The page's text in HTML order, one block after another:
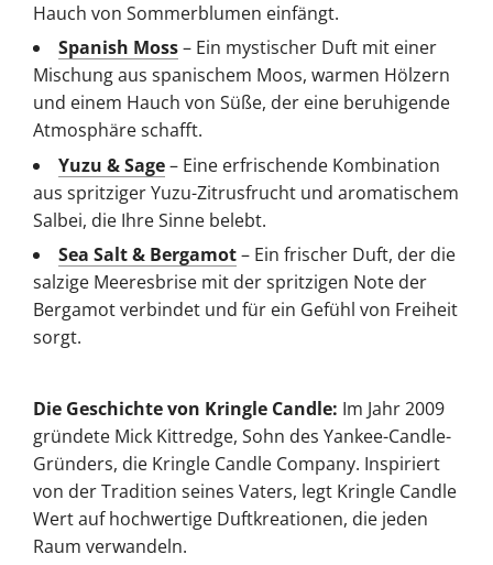
Hauch von Sommerblumen einfängt.
Spanish Moss– Ein mystischer Duft mit einer
Mischung aus spanischem Moos, warmen Hölzern
und einem Hauch von Süße, der eine beruhigende
Atmosphäre schafft.
Yuzu & Sage– Eine erfrischende Kombination
aus spritziger Yuzu-Zitrusfrucht und aromatischem
Salbei, die Ihre Sinne belebt.
Sea Salt & Bergamot– Ein frischer Duft, der die
salzige Meeresbrise mit der spritzigen Note der
Bergamot verbindet und für ein Gefühl von Freiheit
sorgt.
Die Geschichte von Kringle Candle: Im Jahr 2009
gründete Mick Kittredge, Sohn des Yankee-Candle-
Gründers, die Kringle Candle Company. Inspiriert
von der Tradition seines Vaters, legt Kringle Candle
Wert auf hochwertige Duftkreationen, die jeden
Raum verwandeln.